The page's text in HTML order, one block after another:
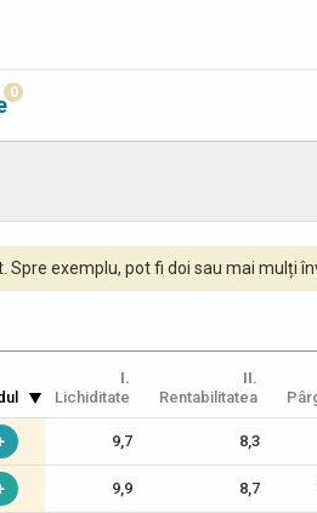
0
exemplu, pot fi doi sau mai mulți
I.
Lichiditate
II.
Rentabilitatea
9,7 8,3
9,9 8,7